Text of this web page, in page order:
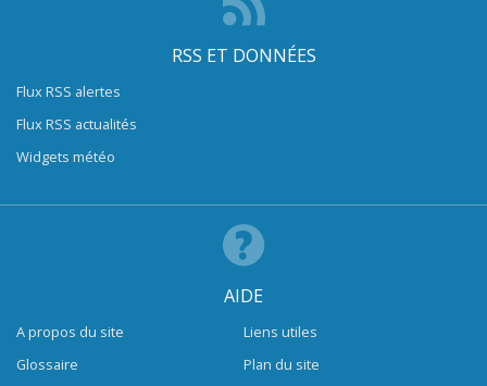
RSS ET DONNÉES
Flux RSS alertes
Flux RSS actualités
Widgets météo
AIDE
A propos du site
Glossaire
Liens utiles
Plan du site